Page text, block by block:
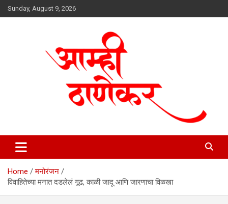
Skip
to
Sunday, August 9, 2026
aamhithanekar.com
Home
मनोरंजन
विवाहितेच्या मनात दडलेलं गूढ, काळी जादू आणि जारणाचा विळखा